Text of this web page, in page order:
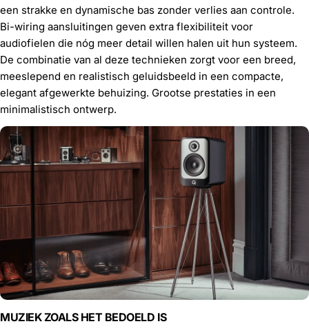
een strakke en dynamische bas zonder verlies aan controle.
Bi-wiring aansluitingen geven extra flexibiliteit voor
audiofielen die nóg meer detail willen halen uit hun systeem.
De combinatie van al deze technieken zorgt voor een breed,
meeslepend en realistisch geluidsbeeld in een compacte,
elegant afgewerkte behuizing. Grootse prestaties in een
minimalistisch ontwerp.
MUZIEK ZOALS HET BEDOELD IS